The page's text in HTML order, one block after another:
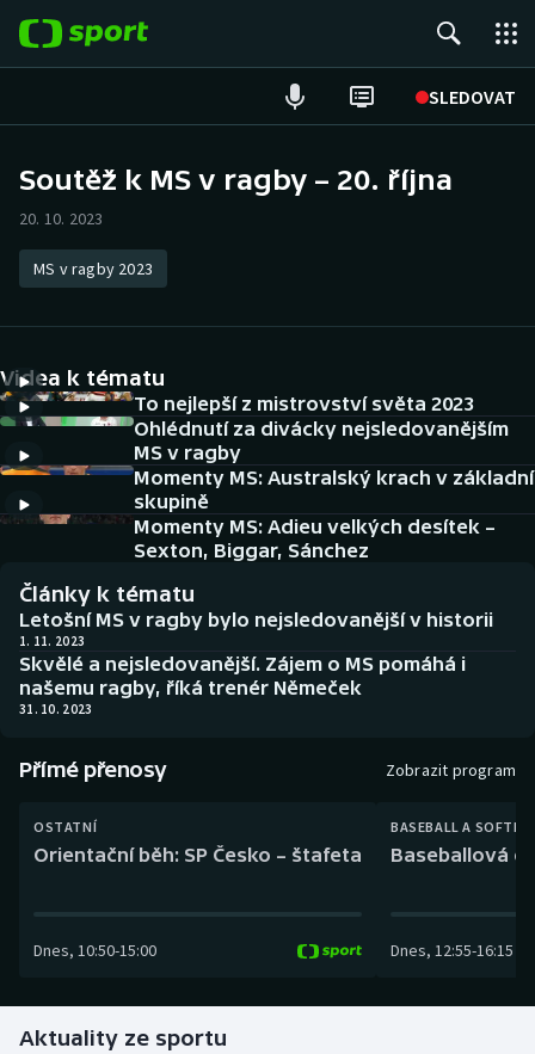
SLEDOVAT
Hokej
Tenis
Atletika
Cyklistika
DALŠÍ SPORTY
Americký fotbal
Baseball a softbal
Basketbal
Biatlon
Box
Curling
Florbal
Futsal
NEPŘEHLÉDNĚTE
Historické návraty
Aplikace ČT sport
Soutěž k MS v ragby – 20. října
20. 10. 2023
MS v ragby 2023
Videa k tématu
To nejlepší z mistrovství světa 2023
Ohlédnutí za divácky nejsledovanějším
MS v ragby
Momenty MS: Australský krach v základní
skupině
Momenty MS: Adieu velkých desítek –
Sexton, Biggar, Sánchez
Články k tématu
Letošní MS v ragby bylo nejsledovanější v historii
1. 11. 2023
Skvělé a nejsledovanější. Zájem o MS pomáhá i
našemu ragby, říká trenér Němeček
31. 10. 2023
Přímé přenosy Zobrazit program
OSTATNÍ
Orientační běh: SP Česko – štafeta
Dnes, 10:50-15:00
BASEBALL A
Baseballová
Dnes, 12:55-16:15
Aktuality ze sportu